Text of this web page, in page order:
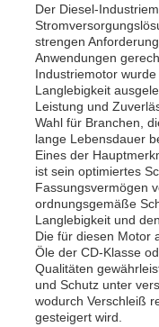
Der Diesel-
strengen
Anwendungen
Industriemotor
Langlebigkeit
Leistung und
Wahl für Branchen,
lange Lebensdauer
Eines der
ist sein optimiertes
Fassungsvermögen
ordnungsgemäße
Langlebigkeit und
Die für diesen Motor
Öle der CD-Klasse
Qualitäten
und Schutz unter
wodurch Verschleiß
gesteigert wird.